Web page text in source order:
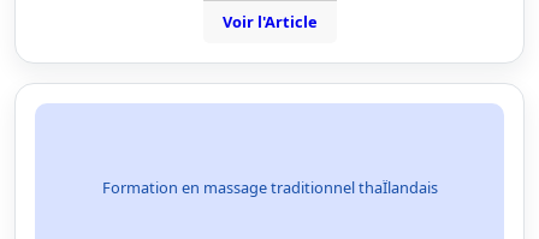
Voir l'Article
Formation en massage traditionnel thaÏlandais